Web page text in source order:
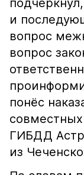
и
вопрос
вопрос
понёс
ГИБДД
из